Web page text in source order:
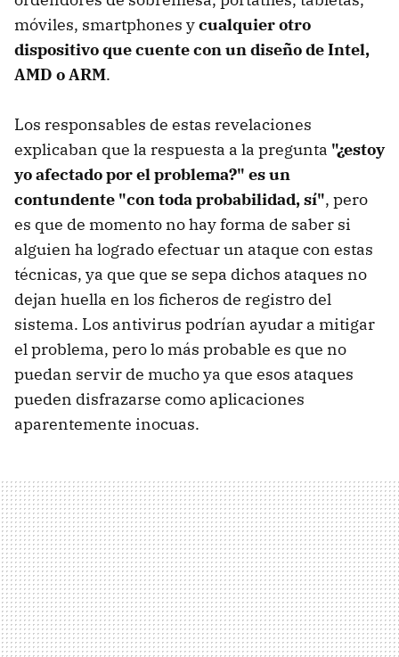
móviles, smartphones ycualquier otro
dispositivo que cuente con un diseño de Intel,
AMD o ARM.
Los responsables de estas revelaciones
explicaban que la respuesta a la pregunta "¿estoy
yo afectado por el problema?" es un
contundente "con toda probabilidad, sí", pero
es que de momento no hay forma de saber si
alguien ha logrado efectuar un ataque con estas
técnicas, ya que que se sepa dichos ataques no
dejan huella en los ficheros de registro del
sistema. Los antivirus podrían ayudar a mitigar
el problema, pero lo más probable es que no
puedan servir de mucho ya que esos ataques
pueden disfrazarse como aplicaciones
aparentemente inocuas.